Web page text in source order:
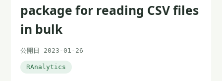
package for reading CSV files
in bulk
公開日 2023-01-26
RAnalytics